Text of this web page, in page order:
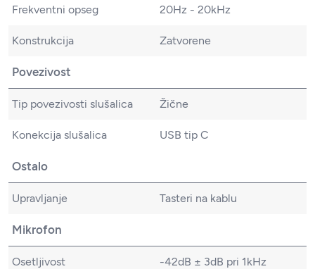
Frekventni opseg 20Hz - 20kHz
Konstrukcija Zatvorene
Povezivost
Tip povezivosti slušalica Žične
Konekcija slušalica USB tip C
Ostalo
Upravljanje Tasteri na kablu
Mikrofon
Osetljivost -42dB ± 3dB pri 1kHz